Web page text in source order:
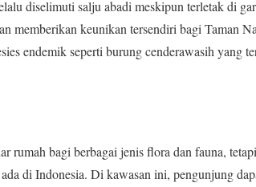
diselimuti salju abadi meskipun terletak di
memberikan keunikan tersendiri bagi Taman
endemik seperti burung cenderawasih yang
rumah bagi berbagai jenis flora dan fauna,
di Indonesia. Di kawasan ini, pengunjung